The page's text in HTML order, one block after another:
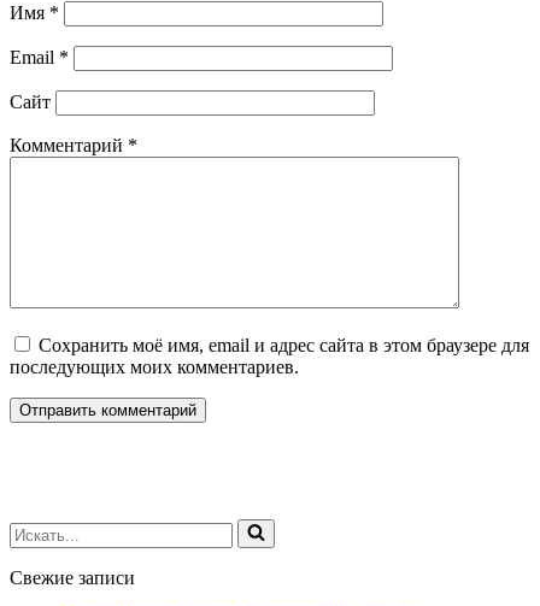
Имя *
Email *
Сайт
Комментарий *
Сохранить моё имя, email и адрес сайта в этом браузере для
последующих моих комментариев.
Искать...
Свежие записи